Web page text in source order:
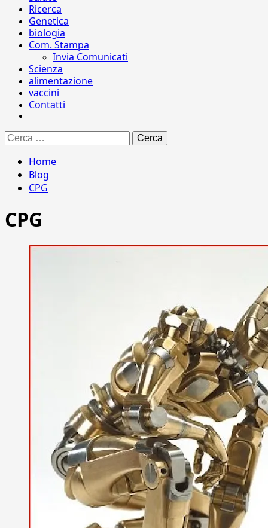
Ricerca
Genetica
biologia
Com. Stampa
Invia Comunicati
Scienza
alimentazione
vaccini
Contatti
Ricerca
per:
Home
Blog
CPG
CPG